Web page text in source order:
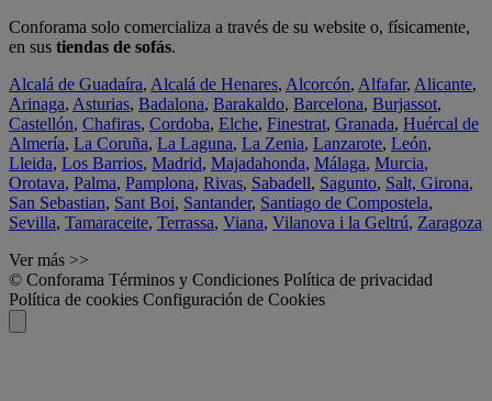
Conforama solo comercializa a través de su website o, físicamente,
en sus tiendas de sofás.
Alcalá de Guadaíra, Alcalá de Henares, Alcorcón, Alfafar, Alicante,
Arinaga, Asturias, Badalona, Barakaldo, Barcelona, Burjassot,
Castellón, Chafiras, Cordoba, Elche, Finestrat, Granada, Huércal de
Almería, La Coruña, La Laguna, La Zenia, Lanzarote, León,
Lleida, Los Barrios, Madrid, Majadahonda, Málaga, Murcia,
Orotava, Palma, Pamplona, Rivas, Sabadell, Sagunto, Salt, Girona,
San Sebastian, Sant Boi, Santander, Santiago de Compostela,
Sevilla, Tamaraceite, Terrassa, Viana, Vilanova i la Geltrú, Zaragoza
Ver más >>
© Conforama Términos y Condiciones Política de privacidad
Política de cookies Configuración de Cookies